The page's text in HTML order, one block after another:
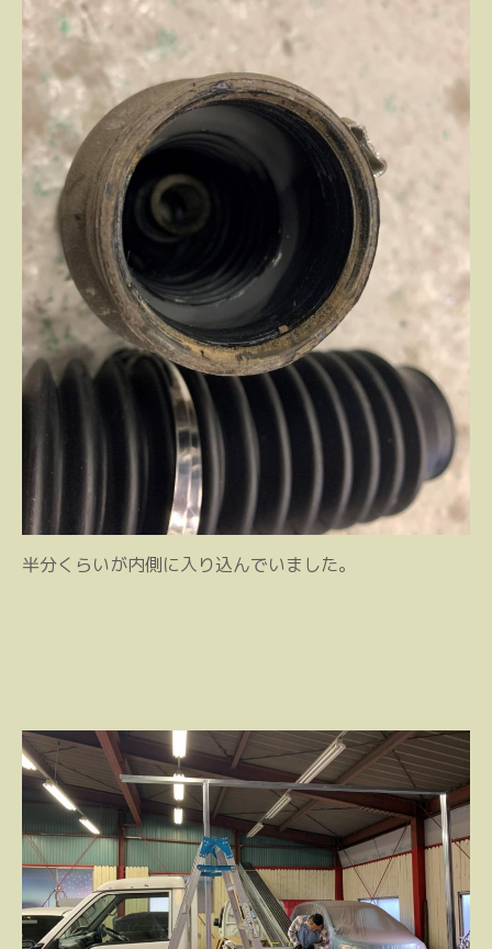
半分くらいが内側に入り込んでいました。